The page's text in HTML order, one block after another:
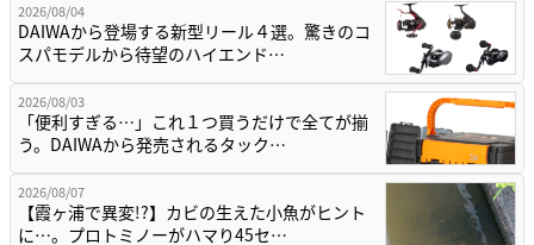
2026/08/04
DAIWAから登場する新型リール４選。驚きのコ
スパモデルから待望のハイエンド…
2026/08/03
「便利すぎる…」これ１つ買うだけで全てが揃
う。DAIWAから発売されるタック…
2026/08/07
【霞ヶ浦で異変!?】カビの生えた小魚がヒント
に…。プロトミノーがハマり45セ…